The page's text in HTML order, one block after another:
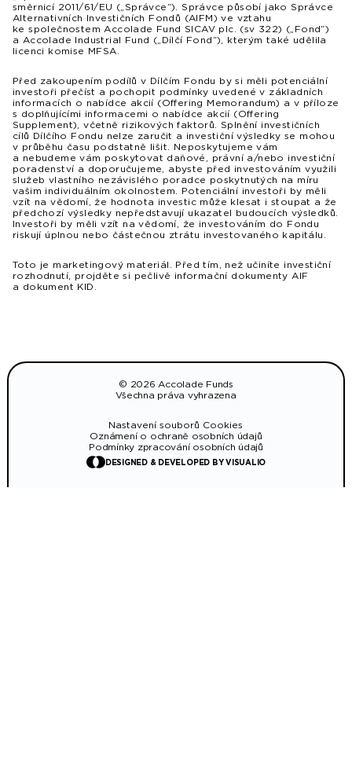
směrnicí 2011/61/EU („Správce“). Správce působí jako Správce
Alternativních Investičních Fondů (AIFM) ve vztahu
ke společnostem Accolade Fund SICAV plc. (sv 322) („Fond“)
a Accolade Industrial Fund („Dílčí Fond“), kterým také udělila
licenci komise MFSA.
Před zakoupením podílů v Dílčím Fondu by si měli potenciální
investoři přečíst a pochopit podmínky uvedené v základních
informacích o nabídce akcií (Offering Memorandum) a v příloze
s doplňujícími informacemi o nabídce akcií (Offering
Supplement), včetně rizikových faktorů. Splnění investičních
cílů Dílčího Fondu nelze zaručit a investiční výsledky se mohou
v průběhu času podstatně lišit. Neposkytujeme vám
a nebudeme vám poskytovat daňové, právní a/nebo investiční
poradenství a doporučujeme, abyste před investováním využili
služeb vlastního nezávislého poradce poskytnutých na míru
vašim individuálním okolnostem. Potenciální investoři by měli
vzít na vědomí, že hodnota investic může klesat i stoupat a že
předchozí výsledky nepředstavují ukazatel budoucích výsledků.
Investoři by měli vzít na vědomí, že investováním do Fondu
riskují úplnou nebo částečnou ztrátu investovaného kapitálu.
Toto je marketingový materiál. Před tím, než učiníte investiční
rozhodnutí, projděte si pečlivě informační dokumenty AIF
a dokument KID.
© 2026 Accolade Funds
Všechna práva vyhrazena
Nastavení souborů Cookies
Oznámení o ochraně osobních údajů
Podmínky zpracování osobních údajů
DESIGNED & DEVELOPED BY VISUALIO